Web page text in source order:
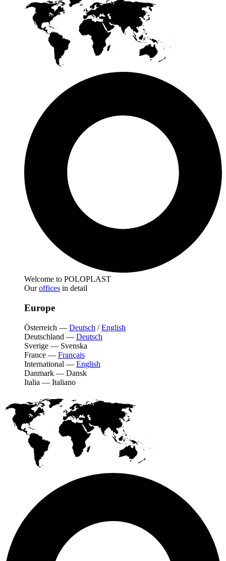
Welcome to POLOPLAST
Ouroffices in detail
Europe
Österreich — Deutsch /English
Deutschland — Deutsch
Sverige — Svenska
France — Français
International — English
Danmark — Dansk
Italia — Italiano